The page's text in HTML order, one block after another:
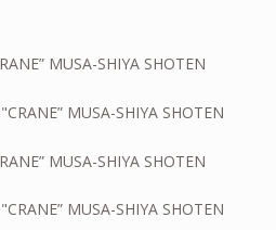
MUSA-SHIYA SHOTEN
MUSA-SHIYA SHOTEN